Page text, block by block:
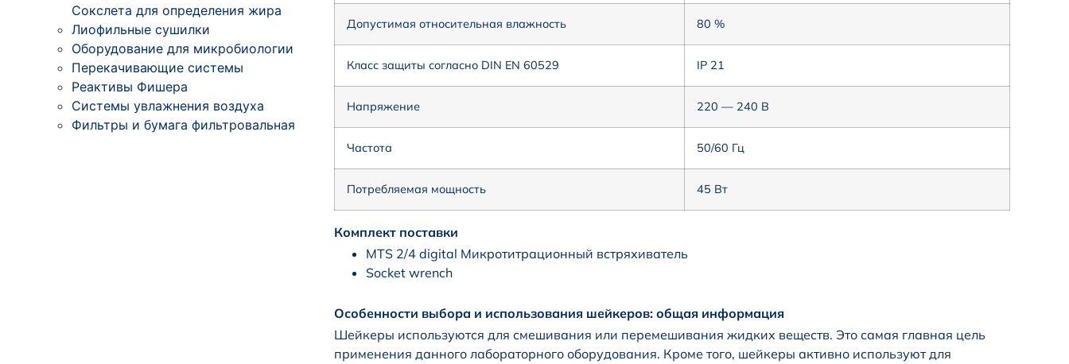
Сокслета для определения жира
Лиофильные сушилки
Оборудование для микробиологии
Перекачивающие системы
Реактивы Фишера
Системы увлажнения воздуха
Фильтры и бумага фильтровальная
Допустимая относительная влажность 80 %
Класс защиты согласно DIN EN 60529 IP 21
Напряжение 220 — 240 В
Частота 50/60 Гц
Потребляемая мощность 45 Вт
Комплект поставки
MTS 2/4 digital Микротитрационный встряхиватель
Socket wrench
Особенности выбора и использования шейкеров: общая информация
Шейкеры используются для смешивания или перемешивания жидких веществ. Это самая главная цель
применения данного лабораторного оборудования. Кроме того, шейкеры активно используют для